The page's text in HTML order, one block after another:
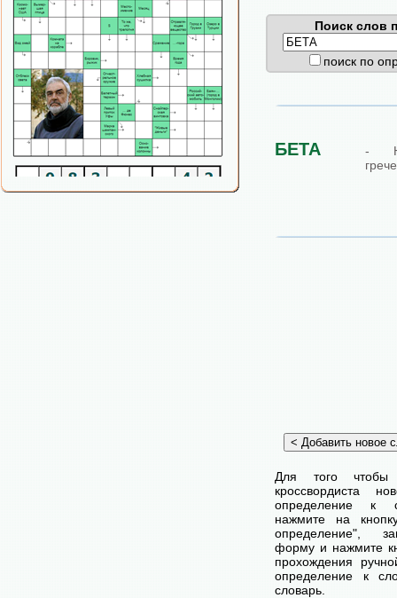
Поиск слов
поиск по
БЕТА
-
Для того чтобы
кроссвордиста
определение к
нажмите на
определение",
форму и нажмите
прохождения
определение к
словарь.